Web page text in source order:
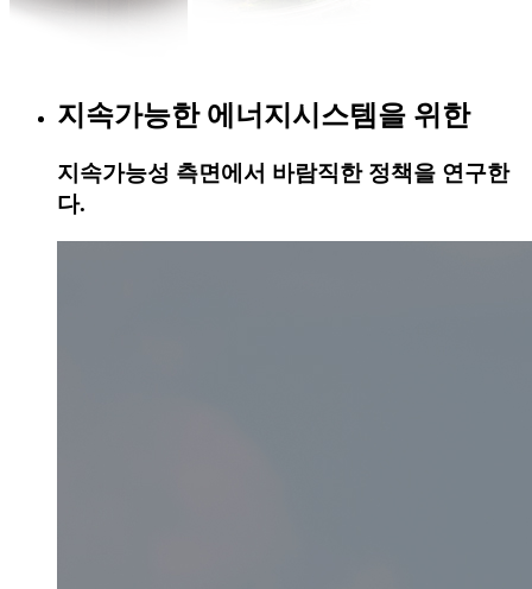
지속가능한 에너지시스템을 위한
지속가능성 측면에서 바람직한 정책을 연구한
다.